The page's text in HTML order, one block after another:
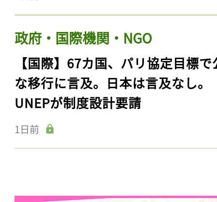
政府・国際機関・NGO
【国際】67カ国、パリ協定目標で
な移行に言及。日本は言及なし。
UNEPが制度設計要請
1日前